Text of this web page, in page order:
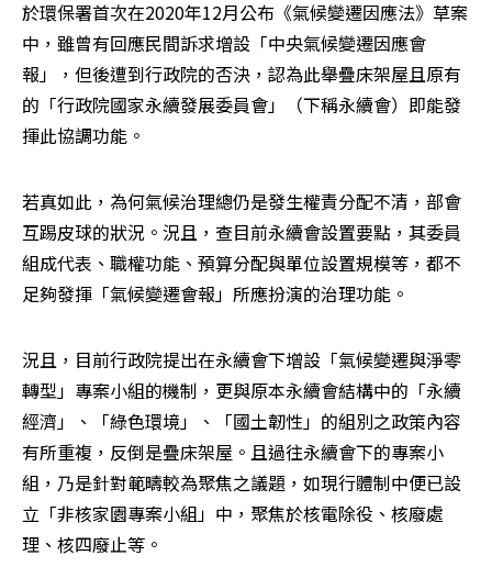
於環保署首次在2020年12月公布《氣候變遷因應法》草案
中，雖曾有回應民間訴求增設「中央氣候變遷因應會
報」，但後遭到行政院的否決，認為此舉疊床架屋且原有
的「行政院國家永續發展委員會」（下稱永續會）即能發
揮此協調功能。
若真如此，為何氣候治理總仍是發生權責分配不清，部會
互踢皮球的狀況。況且，查目前永續會設置要點，其委員
組成代表、職權功能、預算分配與單位設置規模等，都不
足夠發揮「氣候變遷會報」所應扮演的治理功能。
況且，目前行政院提出在永續會下增設「氣候變遷與淨零
轉型」專案小組的機制，更與原本永續會結構中的「永續
經濟」、「綠色環境」、「國土韌性」的組別之政策內容
有所重複，反倒是疊床架屋。且過往永續會下的專案小
組，乃是針對範疇較為聚焦之議題，如現行體制中便已設
立「非核家園專案小組」中，聚焦於核電除役、核廢處
理、核四廢止等。